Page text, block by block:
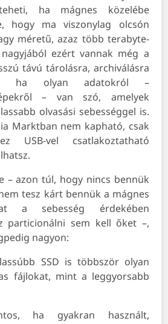
ha mágnes közelébe
hogy ma viszonylag olcsón
méretű, azaz több terabyte-
ezért vannak még a
távú tárolásra, archiválásra
ha olyan adatokról –
– van szó, amelyek
olvasási sebességgel is.
Marktban nem kapható, csak
USB-vel csatlakoztatható
– azon túl, hogy nincs bennük
tesz kárt bennük a mágnes
a sebesség érdekében
particionálni sem kell őket –,
nagyon:
SSD is többször olyan
fájlokat, mint a leggyorsabb
ha gyakran használt,